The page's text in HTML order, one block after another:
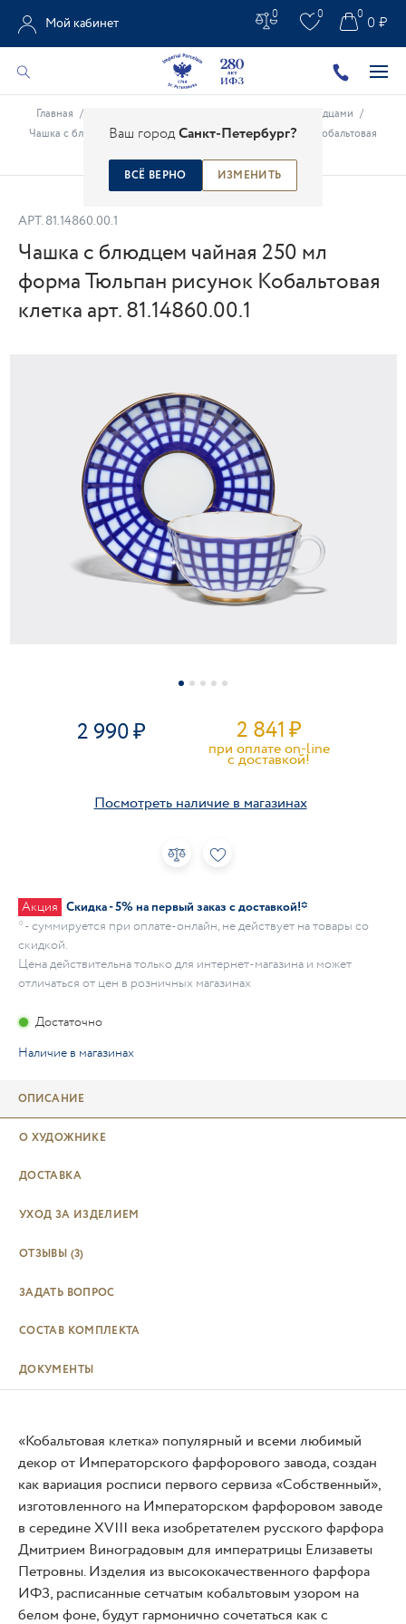
Ваш городСанкт-Петербург?
ВСЁ ВЕРНО ИЗМЕНИТЬ
Мой кабинет
0 0 0 ₽
0
Главная / Чашки с блюдцами /
Чашка с блюдцем чайная 250 мл форма Тюльпан рисунок Кобальтовая
АРТ. 81.14860.00.1
Чашка с блюдцем чайная 250 мл
форма Тюльпан рисунок Кобальтовая
клетка арт. 81.14860.00.1
2 990 2 841₽
при оплате on-line
c доставкой!
Посмотреть наличие в магазинах
Акция Скидка - 5% на первый заказ с доставкой!*
* - суммируется при оплате-онлайн, не действует на товары со
скидкой.
Цена действительна только для интернет-магазина и может
отличаться от цен в розничных магазинах
Достаточно
Наличие в магазинах
ОПИСАНИЕ
О ХУДОЖНИКЕ
ДОСТАВКА
УХОД ЗА ИЗДЕЛИЕМ
ОТЗЫВЫ (3)
ЗАДАТЬ ВОПРОС
СОСТАВ КОМПЛЕКТА
ДОКУМЕНТЫ
«Кобальтовая клетка» популярный и всеми любимый
декор от Императорского фарфорового завода, создан
как вариация росписи первого сервиза «Собственный»,
изготовленного на Императорском фарфоровом заводе
в середине XVIII века изобретателем русского фарфора
Дмитрием Виноградовым для императрицы Елизаветы
Петровны. Изделия из высококачественного фарфора
ИФЗ, расписанные сетчатым кобальтовым узором на
белом фоне, будут гармонично сочетаться как с